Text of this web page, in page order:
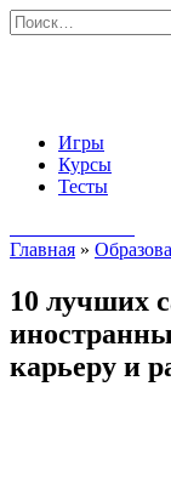
Перейти
к
Search
for:
Игры
Курсы
Тесты
Главная »
10 лучших
карьеру и